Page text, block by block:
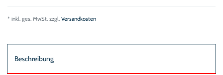
* inkl. ges. MwSt. zzgl. Versandkosten
Beschreibung